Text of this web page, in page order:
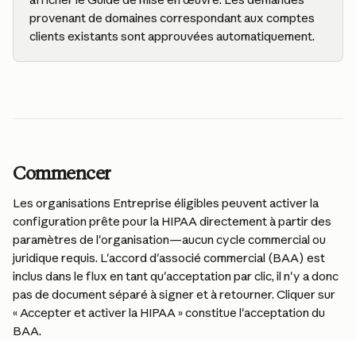
provenant de domaines correspondant aux comptes
clients existants sont approuvées automatiquement.
Commencer
Les organisations Entreprise éligibles peuvent activer la
configuration prête pour la HIPAA directement à partir des
paramètres de l'organisation—aucun cycle commercial ou
juridique requis. L'accord d'associé commercial (BAA) est
inclus dans le flux en tant qu'acceptation par clic, il n'y a donc
pas de document séparé à signer et à retourner. Cliquer sur
« Accepter et activer la HIPAA » constitue l'acceptation du
BAA.